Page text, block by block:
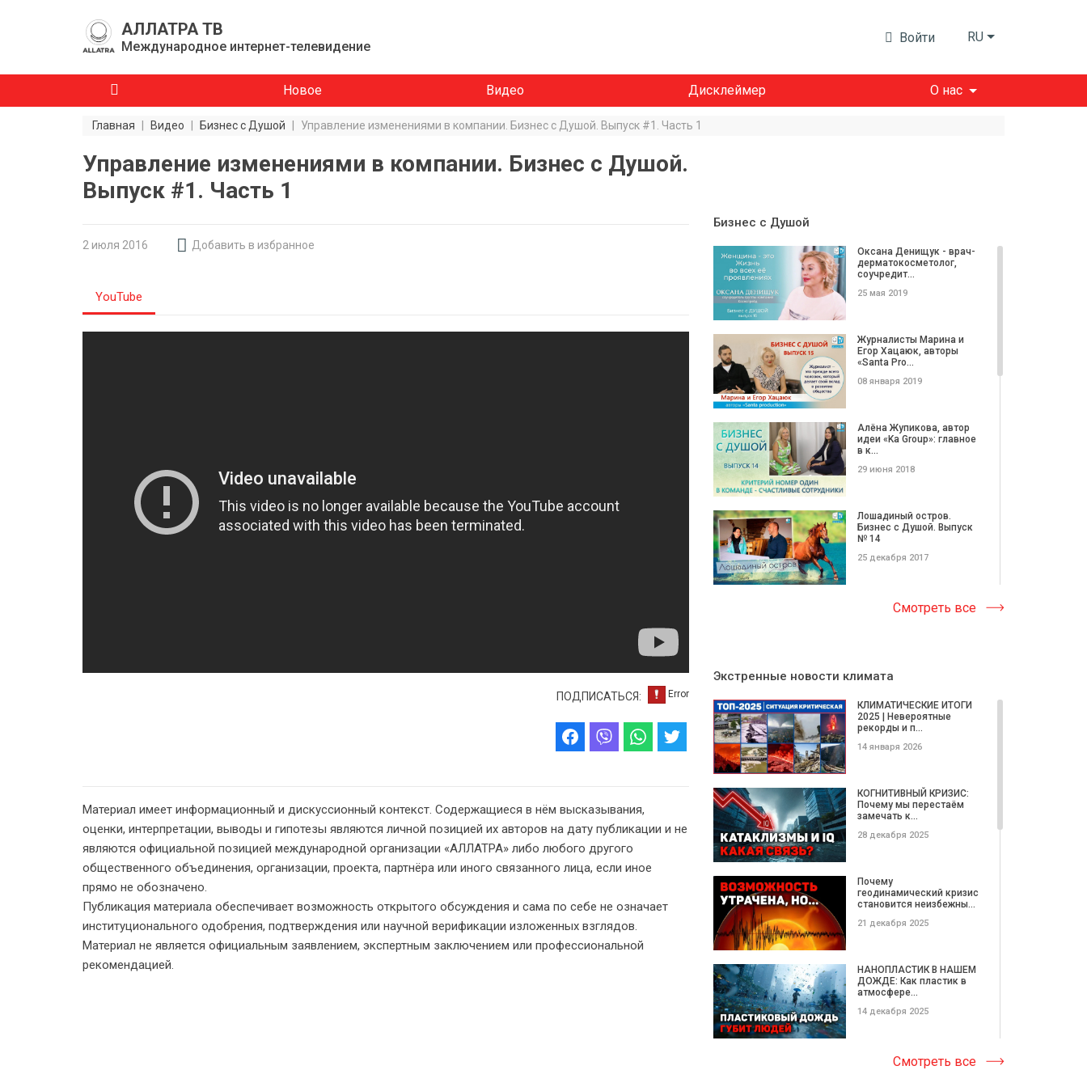
АЛЛАТРА ТВ
Международное интернет-телевидение
Войти RU
Новое Видео Дисклеймер О нас
Главная Видео Бизнес с Душой Управление изменениями в компании. Бизнес с Душой. Выпуск #1. Часть 1
Управление изменениями в компании. Бизнес с Душой.
Выпуск #1. Часть 1
2 июля 2016 Добавить в избранное
YouTube
ПОДПИСАТЬСЯ:
Материал имеет информационный и дискуссионный контекст. Содержащиеся в нём высказывания,
оценки, интерпретации, выводы и гипотезы являются личной позицией их авторов на дату публикации и не
являются официальной позицией международной организации «АЛЛАТРА» либо любого другого
общественного объединения, организации, проекта, партнёра или иного связанного лица, если иное
прямо не обозначено.
Публикация материала обеспечивает возможность открытого обсуждения и сама по себе не означает
институционального одобрения, подтверждения или научной верификации изложенных взглядов.
Материал не является официальным заявлением, экспертным заключением или профессиональной
рекомендацией.
Бизнес с Душой
Оксана Денищук - врач-
дерматокосметолог,
соучредит...
25 мая 2019
Журналисты Марина и
Егор Хацаюк, авторы
«Santa Pro...
08 января 2019
Алёна Жупикова, автор
идеи «Ka Group»: главное
в к...
29 июня 2018
Лошадиный остров.
Бизнес с Душой. Выпуск
№ 14
25 декабря 2017
Дизайнер интерьера
Ирина Рыбачук: «Модно
частный бизнес. Опыт.
Советы. И...
30 мая 2017
Недобиткин Виктор
Алексеевич:...
09 марта 2017
Словакии: честно и для
людей...
01 февраля 2017
Генеральный директор
StartUp Ukraine...
26 ноября 2016
Проект Плюшкин. Бизнес
с Душой н...
Смотреть все
Экстренные новости климата
КЛИМАТИЧЕСКИЕ ИТОГИ
2025 | Невероятные
рекорды и п...
14 января 2026
КОГНИТИВНЫЙ КРИЗИС:
Почему мы перестаём
замечать к...
28 декабря 2025
Почему
геодинамический кризис
становится неизбежны...
21 декабря 2025
НАНОПЛАСТИК В НАШЕМ
ДОЖДЕ: Как пластик в
атмосфере...
14 декабря 2025
Катастрофические
ОПОЛЗНИ этой недели |
Смотреть все